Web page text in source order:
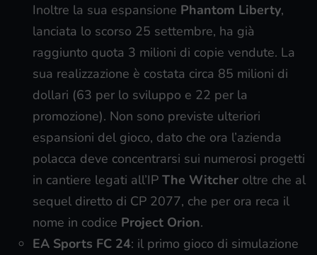
Inoltre la sua espansione Phantom Liberty,
lanciata lo scorso 25 settembre, ha già
raggiunto quota 3 milioni di copie vendute. La
sua realizzazione è costata circa 85 milioni di
dollari (63 per lo sviluppo e 22 per la
promozione). Non sono previste ulteriori
espansioni del gioco, dato che ora l’azienda
polacca deve concentrarsi sui numerosi progetti
in cantiere legati all’IP The Witcher oltre che al
sequel diretto di CP 2077, che per ora reca il
nome in codice Project Orion.
EA Sports FC 24: il primo gioco di simulazione